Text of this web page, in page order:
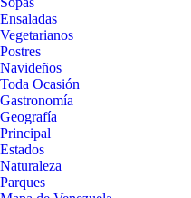
Ensaladas
Vegetarianos
Postres
Navideños
Toda Ocasión
Gastronomía
Geografía
Principal
Estados
Naturaleza
Parques